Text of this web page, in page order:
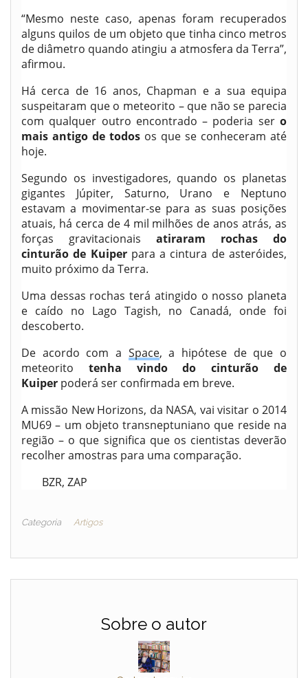
“Mesmo neste caso, apenas foram recuperados
alguns quilos de um objeto que tinha cinco metros
de diâmetro quando atingiu a atmosfera da Terra”,
afirmou.
Há cerca de 16 anos, Chapman e a sua equipa
suspeitaram que o meteorito – que não se parecia
com qualquer outro encontrado – poderia ser o
mais antigo de todos os que se conheceram até
hoje.
Segundo os investigadores, quando os planetas
gigantes Júpiter, Saturno, Urano e Neptuno
estavam a movimentar-se para as suas posições
atuais, há cerca de 4 mil milhões de anos atrás, as
forças gravitacionais atiraram rochas do
cinturão de Kuiperpara a cintura de asteróides,
muito próximo da Terra.
Uma dessas rochas terá atingido o nosso planeta
e caído no Lago Tagish, no Canadá, onde foi
descoberto.
De acordo com a Space, a hipótese de que o
meteorito tenha vindo do cinturão de
Kuiper poderá ser confirmada em breve.
A missão New Horizons, da NASA, vai visitar o 2014
MU69 – um objeto transneptuniano que reside na
região – o que significa que os cientistas deverão
recolher amostras para uma comparação.
BZR, ZAP
Categoria Artigos
Sobre o autor